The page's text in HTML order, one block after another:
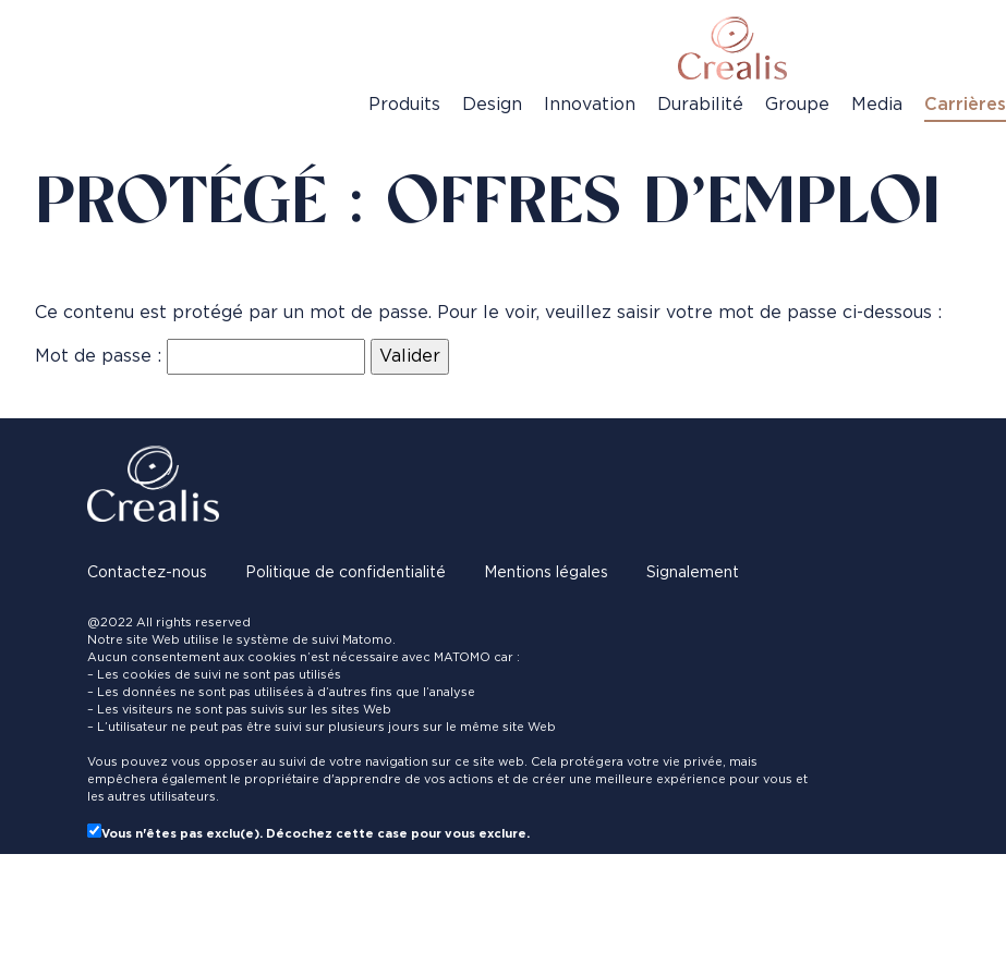
Produits Design Innovation Durabilité Groupe Media Carrières
PROTÉGÉ : OFFRES D’EMPLOI
Ce contenu est protégé par un mot de passe. Pour le voir, veuillez saisir votre mot de passe ci-dessous :
Mot de passe :
Contactez-nous Politique de confidentialité Mentions légales Signalement
@2022 All rights reserved
Notre site Web utilise le système de suivi Matomo.
Aucun consentement aux cookies n’est nécessaire avec MATOMO car :
– Les cookies de suivi ne sont pas utilisés
– Les données ne sont pas utilisées à d’autres fins que l’analyse
– Les visiteurs ne sont pas suivis sur les sites Web
– L’utilisateur ne peut pas être suivi sur plusieurs jours sur le même site Web
Vous pouvez vous opposer au suivi de votre navigation sur ce site web. Cela protégera votre vie privée, mais
empêchera également le propriétaire d'apprendre de vos actions et de créer une meilleure expérience pour vous et
les autres utilisateurs.
Vous n'êtes pas exclu(e). Décochez cette case pour vous exclure.